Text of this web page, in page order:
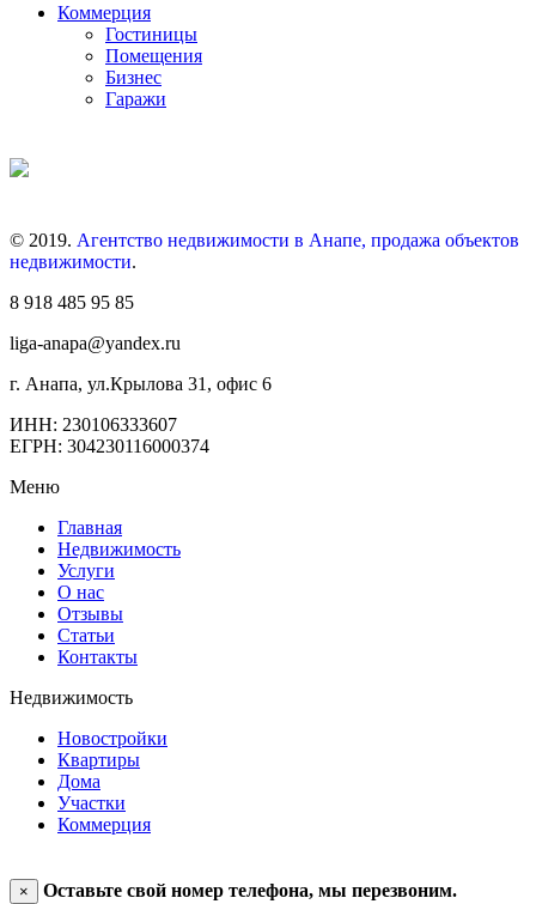
Коммерция
Гостиницы
Помещения
Бизнес
Гаражи
© 2019. Агентство недвижимости в Анапе, продажа объектов
недвижимости.
8 918 485 95 85
liga-anapa@yandex.ru
г. Анапа, ул.Крылова 31, офис 6
ИНН: 230106333607
ЕГРН: 304230116000374
Меню
Главная
Недвижимость
Услуги
О нас
Отзывы
Статьи
Контакты
Недвижимость
Новостройки
Квартиры
Дома
Участки
Коммерция
×
Оставьте свой номер телефона, мы перезвоним.